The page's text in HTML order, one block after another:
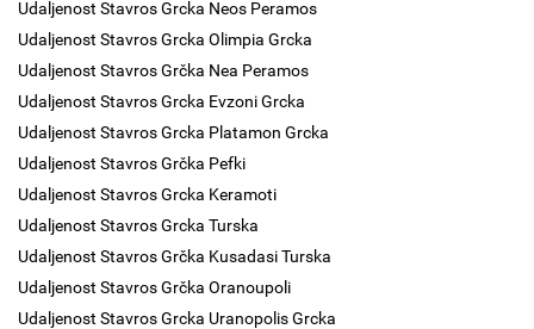
Udaljenost Stavros Grcka Neos Peramos
Udaljenost Stavros Grcka Olimpia Grcka
Udaljenost Stavros Grčka Nea Peramos
Udaljenost Stavros Grcka Evzoni Grcka
Udaljenost Stavros Grcka Platamon Grcka
Udaljenost Stavros Grčka Pefki
Udaljenost Stavros Grcka Keramoti
Udaljenost Stavros Grcka Turska
Udaljenost Stavros Grčka Kusadasi Turska
Udaljenost Stavros Grčka Oranoupoli
Udaljenost Stavros Grcka Uranopolis Grcka